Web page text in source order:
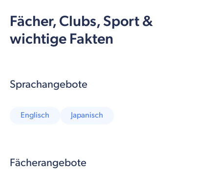
Fächer, Clubs, Sport &
wichtige Fakten
Sprachangebote
Englisch Japanisch
Fächerangebote